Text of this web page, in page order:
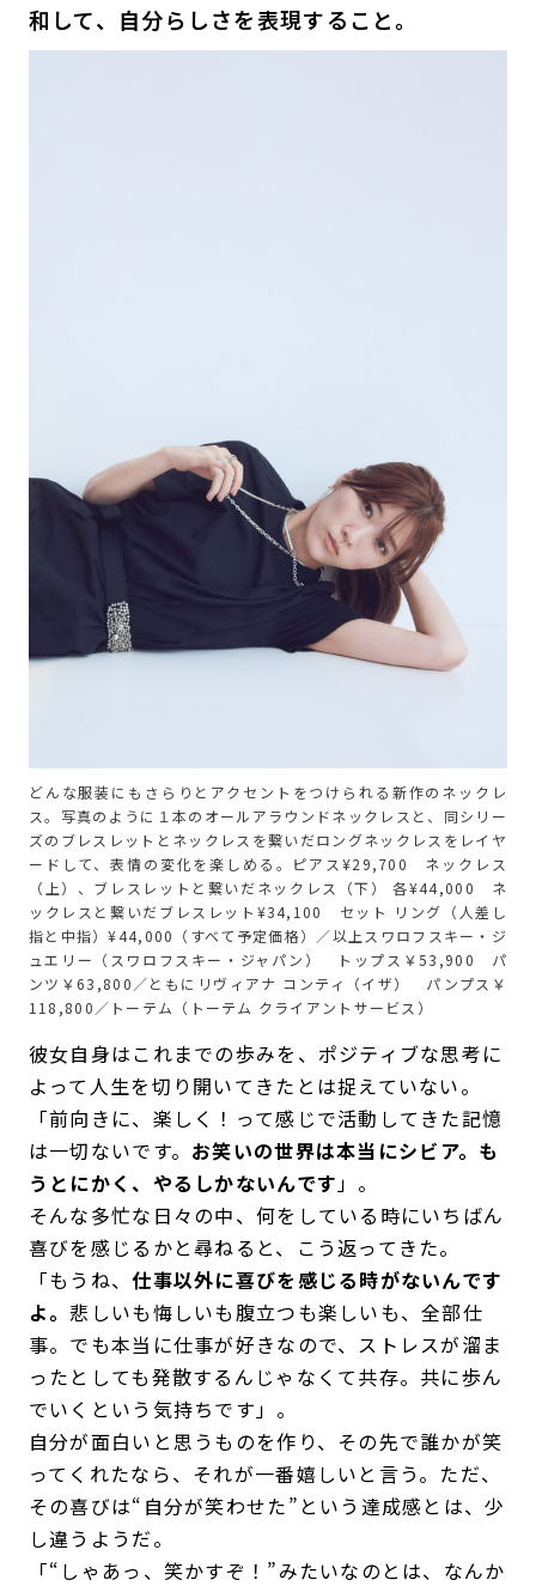
和して、自分らしさを表現すること。
どんな服装にもさらりとアクセントをつけられる新作のネックレ
ス。写真のように１本のオールアラウンドネックレスと、同シリー
ズのブレスレットとネックレスを繋いだロングネックレスをレイヤ
ードして、表情の変化を楽しめる。ピアス¥29,700 ネックレス
（上）、ブレスレットと繋いだネックレス（下） 各¥44,000 ネ
ックレスと繋いだブレスレット¥34,100 セット リング（人差し
指と中指）¥44,000（すべて予定価格）／以上スワロフスキー・ジ
ュエリー（スワロフスキー・ジャパン） トップス￥53,900 パ
ンツ￥63,800／ともにリヴィアナ コンティ（イザ） パンプス￥
118,800／トーテム（トーテム クライアントサービス）
彼女自身はこれまでの歩みを、ポジティブな思考に
よって人生を切り開いてきたとは捉えていない。
「前向きに、楽しく！って感じで活動してきた記憶
は一切ないです。 お笑いの世界は本当にシビア。も
うとにかく、やるしかないんです」。
そんな多忙な日々の中、何をしている時にいちばん
喜びを感じるかと尋ねると、こう返ってきた。
「もうね、仕事以外に喜びを感じる時がないんです
よ。悲しいも悔しいも腹立つも楽しいも、全部仕
事。でも本当に仕事が好きなので、ストレスが溜ま
ったとしても発散するんじゃなくて共存。共に歩ん
でいくという気持ちです」。
自分が面白いと思うものを作り、その先で誰かが笑
ってくれたなら、それが一番嬉しいと言う。ただ、
その喜びは“自分が笑わせた”という達成感とは、少
し違うようだ。
「“しゃあっ、笑かすぞ！”みたいなのとは、なんか